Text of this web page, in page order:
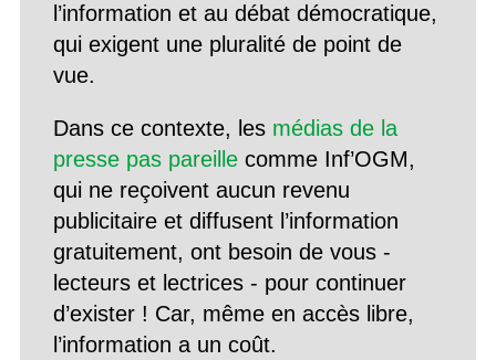
l’information et au débat démocratique,
qui exigent une pluralité de point de
vue.
Dans ce contexte, les médias de la
presse pas pareillecomme Inf’OGM,
qui ne reçoivent aucun revenu
publicitaire et diffusent l’information
gratuitement, ont besoin de vous -
lecteurs et lectrices - pour continuer
d’exister ! Car, même en accès libre,
l’information a un coût.